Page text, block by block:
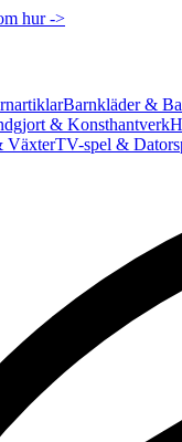
hur ->
Barnkläder &
& Konsthantverk
VäxterTV-spel &